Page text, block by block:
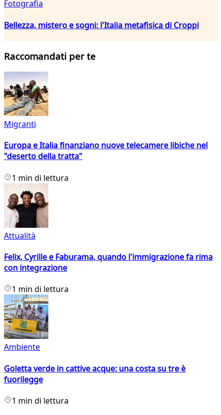
Fotografia
Bellezza, mistero e sogni: l'Italia metafisica di Croppi
Raccomandati per te
Migranti
Europa e Italia finanziano nuove telecamere libiche nel
"deserto della tratta"
1 min di lettura
Attualità
Felix, Cyrille e Faburama, quando l'immigrazione fa rima
con integrazione
1 min di lettura
Ambiente
Goletta verde in cattive acque: una costa su tre è
fuorilegge
1 min di lettura